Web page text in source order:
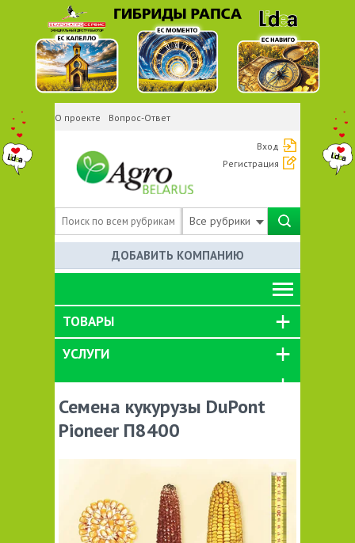
О проекте Вопрос-Ответ
Вход
Регистрация
Все рубрики
ДОБАВИТЬ КОМПАНИЮ
ТОВАРЫ
УСЛУГИ
Семена кукурузы DuPont
Pioneer П8400